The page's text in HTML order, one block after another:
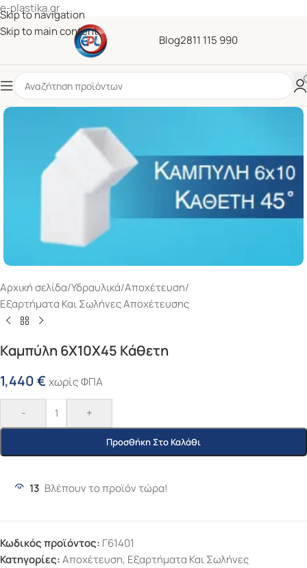
e-plastika.gr
Skip to navigation
Skip to main content
Blog2811 115 990
Αρχική σελίδα/Υδραυλικά/Αποχέτευση/
Εξαρτήματα Και Σωλήνες Αποχέτευσης
Καμπύλη 6Χ10Χ45 Κάθετη
1,440€ χωρίς ΦΠΑ
- +
Προσθήκη Στο Καλάθι
13 Βλέπουν το προϊόν τώρα!
Κωδικός προϊόντος: Γ61401
Κατηγορίες:Αποχέτευση, Εξαρτήματα Και Σωλήνες